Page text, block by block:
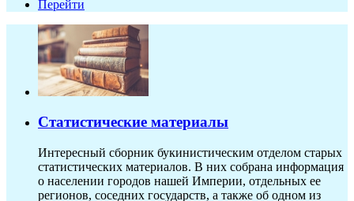
Перейти
Статистические материалы
Интересный сборник букинистическим отделом старых
статистических материалов. В них собрана информация
о населении городов нашей Империи, отдельных ее
регионов, соседних государств, а также об одном из